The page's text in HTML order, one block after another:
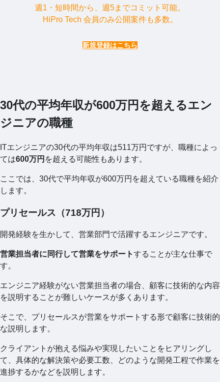
週1・短時間から、週5までコミット可能。
HiPro Tech 会員のみ公開案件も多数。
新規登録はこちら
30代の平均年収が600万円を超えるエン
ジニアの職種
ITエンジニアの30代の平均年収は511万円ですが、職種によっ
ては600万円 を超える可能性もあります。
ここでは、30代で平均年収が600万円を超えている職種を紹介
します。
プリセールス（718万円）
開発経験を生かして、営業部門で活躍するエンジニアです。
営業担当者に同行して営業をサポートすることが主な仕事で
す。
エンジニア経験がない営業担当者の場合、顧客に技術的な内容
を説明することが難しいケースが多くあります。
そこで、プリセールスが営業をサポートする形で顧客に技術的
な説明します。
クライアントが抱える悩みや実現したいことをヒアリングし
て、具体的な解決策や必要工数、どのような開発工程で作業を
進捗するかなどを説明します。